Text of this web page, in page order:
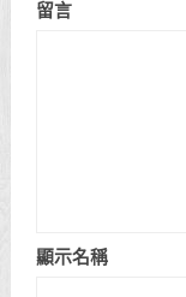
留言
顯示名稱